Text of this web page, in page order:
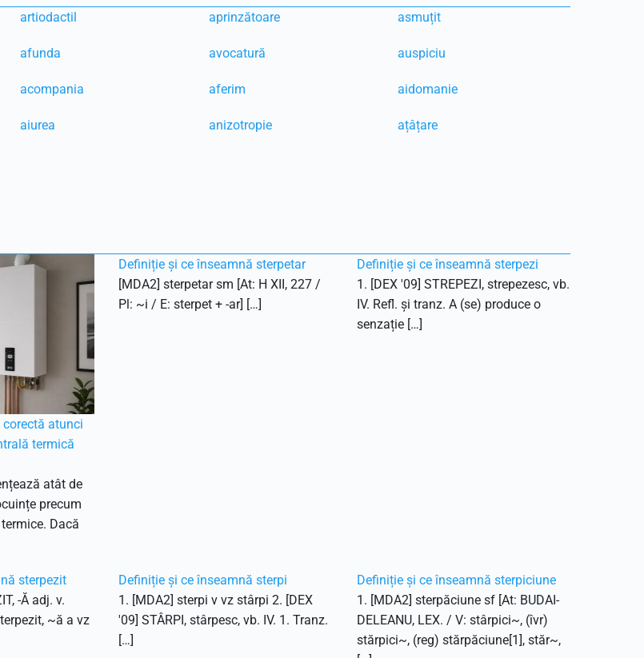
artiodactil aprinzătoare asmuțit
afunda avocatură auspiciu
acompania aferim aidomanie
aiurea anizotropie ațâțare
atunci
termică
atât de
precum
Dacă
Definiție și ce înseamnă sterpetar
[MDA2] sterpetar sm [At: H XII, 227 /
Pl: ~i / E: sterpet + -ar] […]
Definiție și ce înseamnă sterpezi
1. [DEX '09] STREPEZI, strepezesc, vb.
IV. Refl. și tranz. A (se) produce o
senzație […]
sterpezit
-Ă adj. v.
~ă a vz
Definiție și ce înseamnă sterpi
1. [MDA2] sterpi v vz stârpi 2. [DEX
'09] STÂRPI, stârpesc, vb. IV. 1. Tranz.
[…]
Definiție și ce înseamnă sterpiciune
1. [MDA2] sterpăciune sf [At: BUDAI-
DELEANU, LEX. / V: stârpici~, (îvr)
stărpici~, (reg) stărpăciune[1], stăr~,